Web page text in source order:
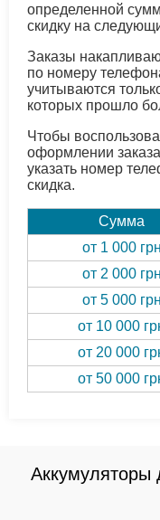
определенной
скидку на
Заказы
по номеру
учитываются
которых прошло
Чтобы
оформлении
указать номер
скидка.
Сумма
от 1 000 грн
от 2 000 грн
от 5 000 грн
от 10 000
от 20 000
от 50 000
Аккумуляторы